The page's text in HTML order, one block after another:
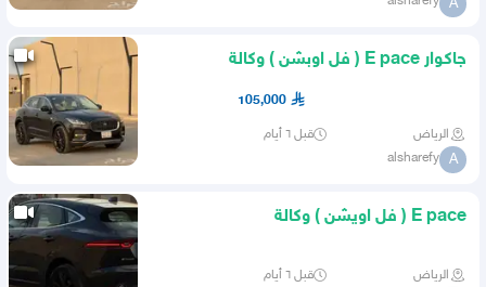
A
جاكوار E pace ( فل اوبشن ) وكالة
105,000
الرياض قبل ٦ أيام
A
alsharefy
E pace ( فل اويشن ) وكالة
الرياض قبل ٦ أيام